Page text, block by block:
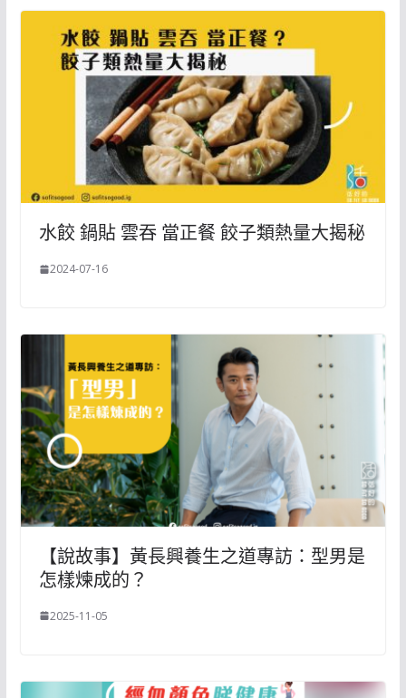
水餃 鍋貼 雲吞 當正餐 餃子類熱量大揭秘
2024-07-16
【說故事】黃長興養生之道專訪：型男是
怎樣煉成的？
2025-11-05